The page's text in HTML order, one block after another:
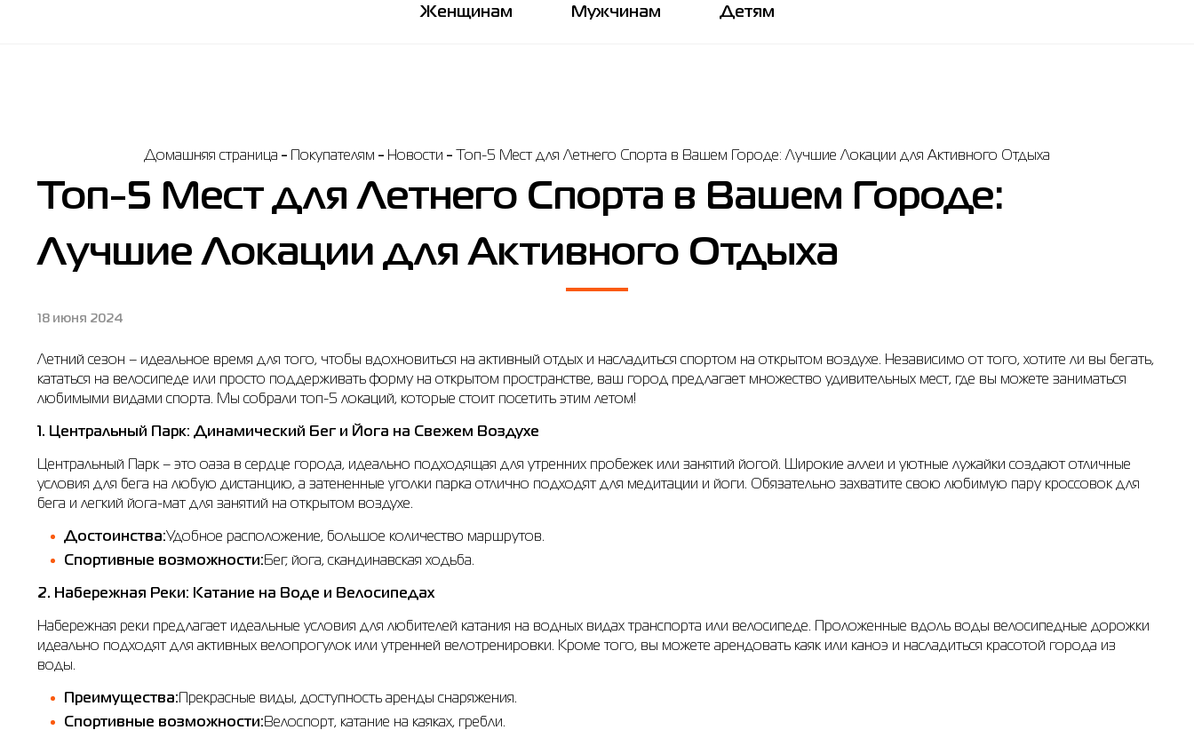
Женщинам Мужчинам Детям
Домашняя страница Покупателям Новости Топ-5 Мест для Летнего Спорта в Вашем Городе: Лучшие Локации для Активного Отдыха
Топ-5 Мест для Летнего Спорта в Вашем Городе:
Лучшие Локации для Активного Отдыха
18 июня 2024
Летний сезон – идеальное время для того, чтобы вдохновиться на активный отдых и насладиться спортом на открытом воздухе. Независимо от того, хотите ли вы бегать,
кататься на велосипеде или просто поддерживать форму на открытом пространстве, ваш город предлагает множество удивительных мест, где вы можете заниматься
любимыми видами спорта. Мы собрали топ-5 локаций, которые стоит посетить этим летом!
1. Центральный Парк: Динамический Бег и Йога на Свежем Воздухе
Центральный Парк – это оаза в сердце города, идеально подходящая для утренних пробежек или занятий йогой. Широкие аллеи и уютные лужайки создают отличные
условия для бега на любую дистанцию, а затененные уголки парка отлично подходят для медитации и йоги. Обязательно захватите свою любимую пару кроссовок для
бега и легкий йога-мат для занятий на открытом воздухе.
Достоинства:Удобное расположение, большое количество маршрутов.
Спортивные возможности:Бег, йога, скандинавская ходьба.
2. Набережная Реки: Катание на Воде и Велосипедах
Набережная реки предлагает идеальные условия для любителей катания на водных видах транспорта или велосипеде. Проложенные вдоль воды велосипедные дорожки
идеально подходят для активных велопрогулок или утренней велотренировки. Кроме того, вы можете арендовать каяк или каноэ и насладиться красотой города из
воды.
Преимущества: Прекрасные виды, доступность аренды снаряжения.
Спортивные возможности:Велоспорт, катание на каяках, гребли.